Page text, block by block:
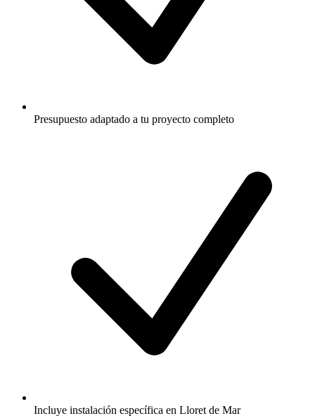
Presupuesto adaptado a tu proyecto completo
Incluye instalación específica en Lloret de Mar